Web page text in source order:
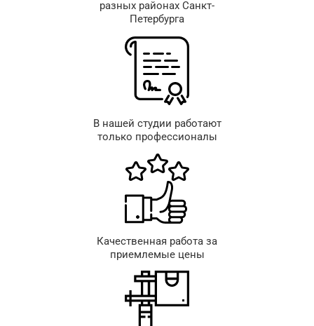
разных районах Санкт-
Петербурга
В нашей студии работают
только профессионалы
Качественная работа за
приемлемые цены